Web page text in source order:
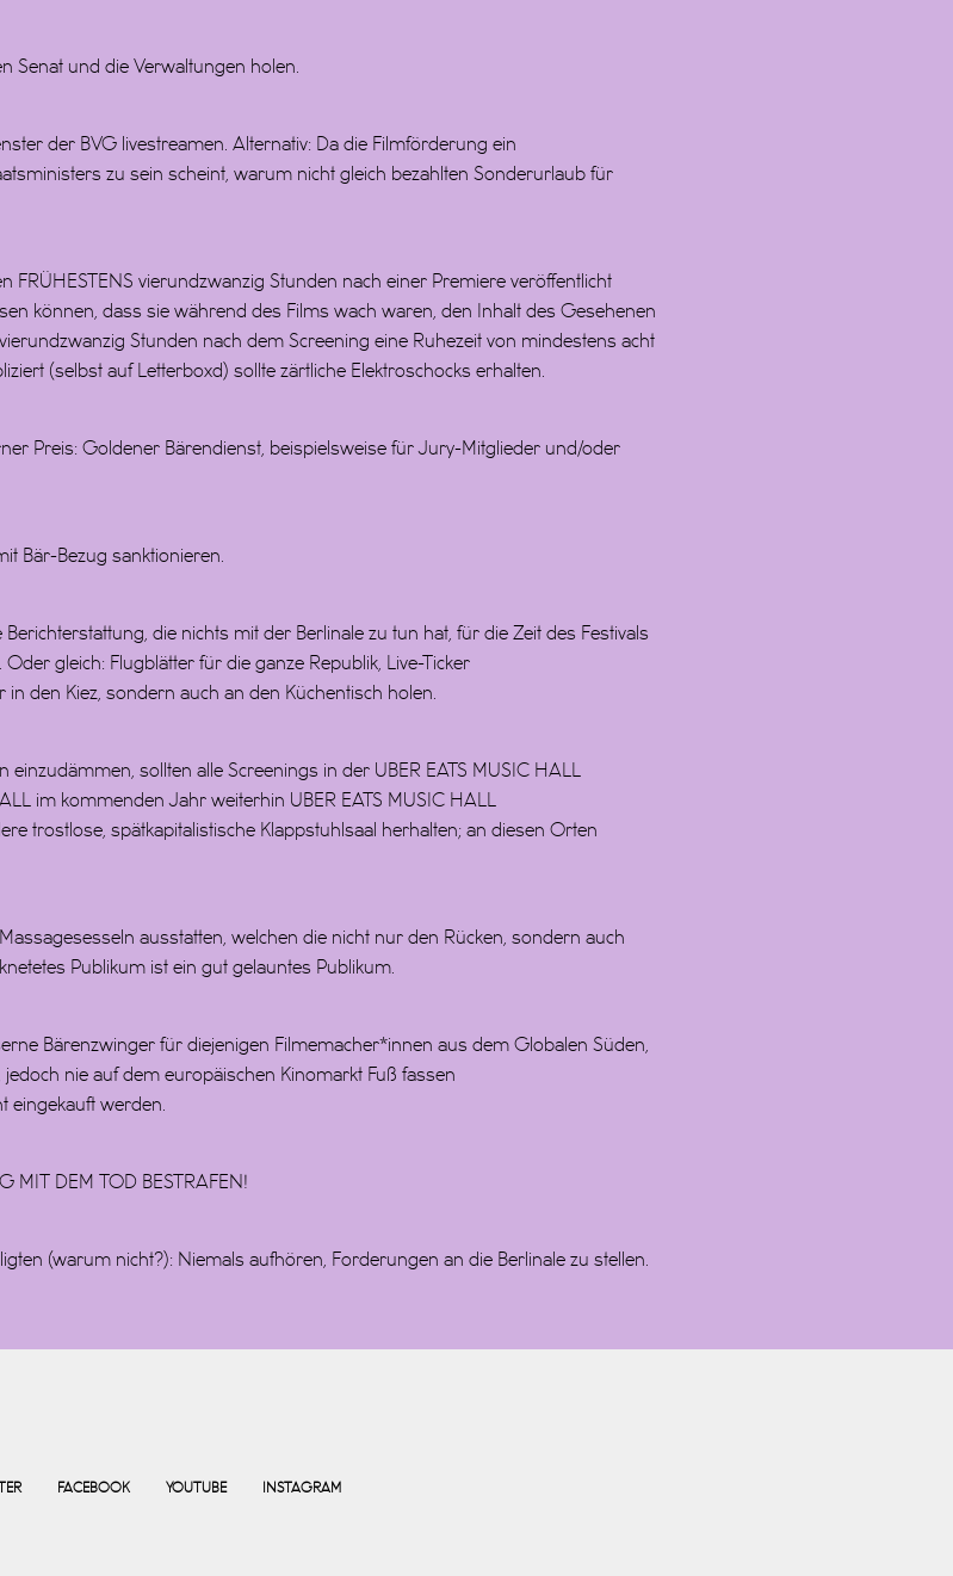
Senat und die Verwaltungen holen.
der BVG livestreamen. Alternativ: Da die Filmförderung ein
zu sein scheint, warum nicht gleich bezahlten Sonderurlaub für
FRÜHESTENS vierundzwanzig Stunden nach einer Premiere veröffentlicht
können, dass sie während des Films wach waren, den Inhalt des Gesehenen
Stunden nach dem Screening eine Ruhezeit von mindestens acht
(selbst auf Letterboxd) sollte zärtliche Elektroschocks erhalten.
Preis: Goldener Bärendienst, beispielsweise für Jury-Mitglieder und/oder
Bär-Bezug sanktionieren.
Berichterstattung, die nichts mit der Berlinale zu tun hat, für die Zeit des Festivals
gleich: Flugblätter für die ganze Republik, Live-Ticker
in den Kiez, sondern auch an den Küchentisch holen.
einzudämmen, sollten alle Screenings in der UBER EATS MUSIC HALL
im kommenden Jahr weiterhin UBER EATS MUSIC HALL
trostlose, spätkapitalistische Klappstuhlsaal herhalten; an diesen Orten
ausstatten, welchen die nicht nur den Rücken, sondern auch
Publikum ist ein gut gelauntes Publikum.
Bärenzwinger für diejenigen Filmemacher*innen aus dem Globalen Süden,
nie auf dem europäischen Kinomarkt Fuß fassen
eingekauft werden.
MIT DEM TOD BESTRAFEN!
(warum nicht?): Niemals aufhören, Forderungen an die Berlinale zu stellen.
FACEBOOK YOUTUBE INSTAGRAM